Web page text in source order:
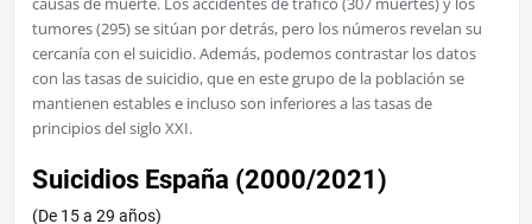
tumores (295) se sitúan por detrás, pero los números revelan su
cercanía con el suicidio. Además, podemos contrastar los datos
con las tasas de suicidio, que en este grupo de la población se
mantienen estables e incluso son inferiores a las tasas de
principios del siglo XXI.